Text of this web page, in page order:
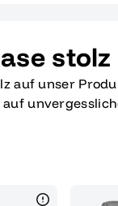
auf unser
für
zelebrieren
ist ein echter